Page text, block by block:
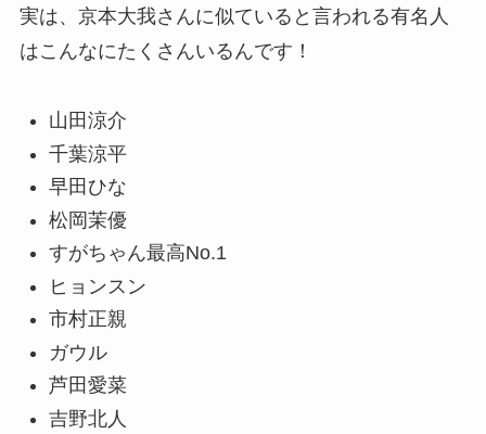
実は、京本大我さんに似ていると言われる有名人
はこんなにたくさんいるんです！
山田涼介
千葉涼平
早田ひな
松岡茉優
すがちゃん最高No.1
ヒョンスン
市村正親
ガウル
芦田愛菜
吉野北人